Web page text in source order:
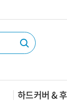
하드커버 &